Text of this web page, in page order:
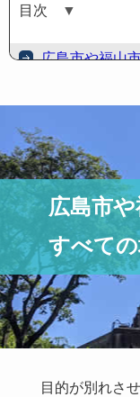
目次 ▼
広島市や福山
体験談、広島
職場の上司
不倫関係を
娘と交際相
不倫関係の
妻と離婚し
同性愛、彼女
無料相談窓口
広島市
すべて
目的が別れさ